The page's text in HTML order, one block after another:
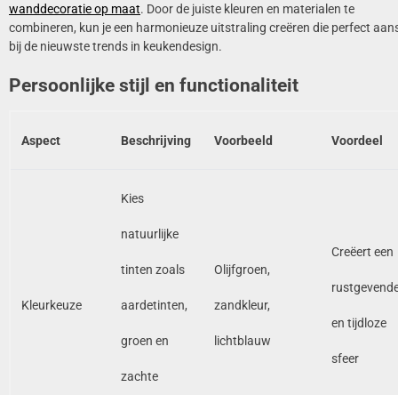
wanddecoratie op maat. Door de juiste kleuren en materialen te
combineren, kun je een harmonieuze uitstraling creëren die perfect
bij de nieuwste trends in keukendesign.
Persoonlijke stijl en functionaliteit
Aspect Beschrijving Voorbeeld Voordeel
Kleurkeuze
Kies
natuurlijke
tinten zoals
aardetinten,
groen en
zachte
Olijfgroen,
zandkleur,
lichtblauw
Creëert een
en tijdloze
sfeer